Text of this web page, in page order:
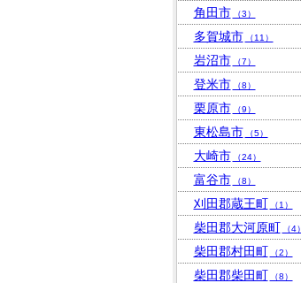
角田市 （3）
多賀城市 （11）
岩沼市 （7）
登米市 （8）
栗原市 （9）
東松島市 （5）
大崎市 （24）
富谷市 （8）
刈田郡蔵王町 （1）
柴田郡大河原町 （4）
柴田郡村田町 （2）
柴田郡柴田町 （8）